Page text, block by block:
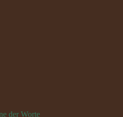
der Worte